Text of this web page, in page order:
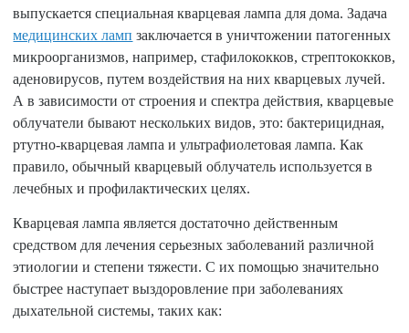
выпускается специальная кварцевая лампа для дома. Задача
медицинских ламп заключается в уничтожении патогенных
микроорганизмов, например, стафилококков, стрептококков,
аденовирусов, путем воздействия на них кварцевых лучей.
А в зависимости от строения и спектра действия, кварцевые
облучатели бывают нескольких видов, это: бактерицидная,
ртутно-кварцевая лампа и ультрафиолетовая лампа. Как
правило, обычный кварцевый облучатель используется в
лечебных и профилактических целях.
Кварцевая лампа является достаточно действенным
средством для лечения серьезных заболеваний различной
этиологии и степени тяжести. С их помощью значительно
быстрее наступает выздоровление при заболеваниях
дыхательной системы, таких как: